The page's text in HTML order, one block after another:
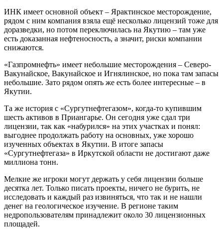
ИНК имеет основной объект – Ярактинское месторождение,
рядом с ним компания взяла ещё несколько лицензий тоже для
доразведки, но потом переключилась на Якутию – там уже
есть доказанная нефтеносность, а значит, риски компании
снижаются.
«Газпромнефть» имеет небольшие месторождения – Северо-
Вакунайское, Вакунайское и Игнялинское, но пока там запасы
небольшие. Зато рядом опять же есть более интересные – в
Якутии.
Та же история с «Сургутнефтегазом», когда-то купившим
шесть активов в Приангарье. Он сегодня уже сдал три
лицензии, так как «набурился» на этих участках и понял:
выгоднее продолжать работу на основных, уже хорошо
изученных объектах в Якутии. В итоге запасы
«Сургутнефтегаза» в Иркутской области не достигают даже
миллиона тонн.
Мелкие же игроки могут держать у себя лицензии больше
десятка лет. Только писать проекты, ничего не бурить, не
исследовать и каждый раз извиняться, что так и не нашли
денег на геологическое изучение. В регионе таким
недропользователям принадлежит около 30 лицензионных
площадей.